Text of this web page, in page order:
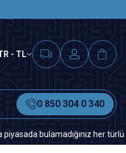
- TL
0 850 304 0 340
bulamadığınız her türlü